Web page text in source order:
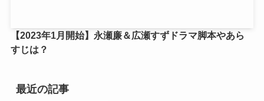
【2023年1月開始】永瀬廉＆広瀬すずドラマ脚本やあら
すじは？
最近の記事